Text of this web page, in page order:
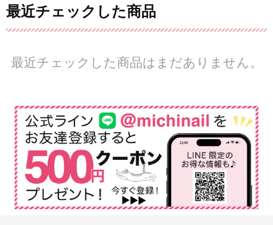
最近チェックした商品
最近チェックした商品はまだありません。